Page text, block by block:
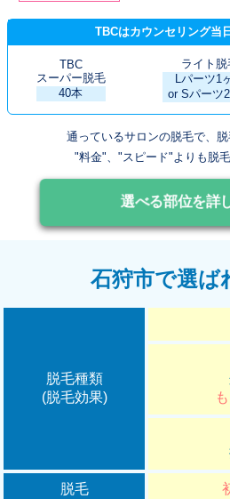
TBCはカウンセリング当
TBC
スーパー脱毛
40本
ライト脱
Lパーツ1
or Sパーツ
通っているサロンの脱毛で、
"料金"、"スピード"よりも脱
選べる部位を詳
石狩市で選ば
脱毛種類
(脱毛効果)
脱毛